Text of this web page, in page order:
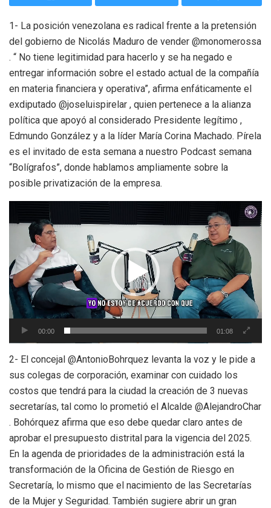
1- La posición venezolana es radical frente a la pretensión
del gobierno de Nicolás Maduro de vender @monomerossa
. “ No tiene legitimidad para hacerlo y se ha negado e
entregar información sobre el estado actual de la compañía
en materia financiera y operativa”, afirma enfáticamente el
exdiputado @joseluispirelar , quien pertenece a la alianza
política que apoyó al considerado Presidente legítimo ,
Edmundo González y a la líder María Corina Machado. Pírela
es el invitado de esta semana a nuestro Podcast semana
“Bolígrafos”, donde hablamos ampliamente sobre la
posible privatización de la empresa.
de
vídeo
00:00 01:08
2- El concejal @AntonioBohrquez levanta la voz y le pide a
sus colegas de corporación, examinar con cuidado los
costos que tendrá para la ciudad la creación de 3 nuevas
secretarías, tal como lo prometió el Alcalde @AlejandroChar
. Bohórquez afirma que eso debe quedar claro antes de
aprobar el presupuesto distrital para la vigencia del 2025.
En la agenda de prioridades de la administración está la
transformación de la Oficina de Gestión de Riesgo en
Secretaría, lo mismo que el nacimiento de las Secretarías
de la Mujer y Seguridad. También sugiere abrir un gran